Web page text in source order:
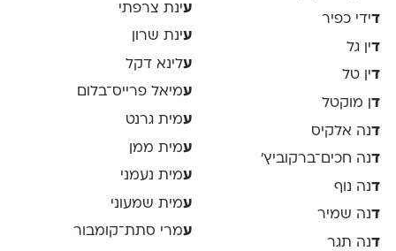
דידי כפיר
דין גל
דין טל
דן מוקטל
דנה אלקיס
דנה חכים־ברקוביץ׳
דנה נוף
דנה שמיר
דנה תגר
עינת צרפתי
עינת שרון
עלינא דקל
עמיאל פרייס־בלום
עמית גרנט
עמית ממן
עמית נעמני
עמית שמעוני
עמרי סתת־קומבור